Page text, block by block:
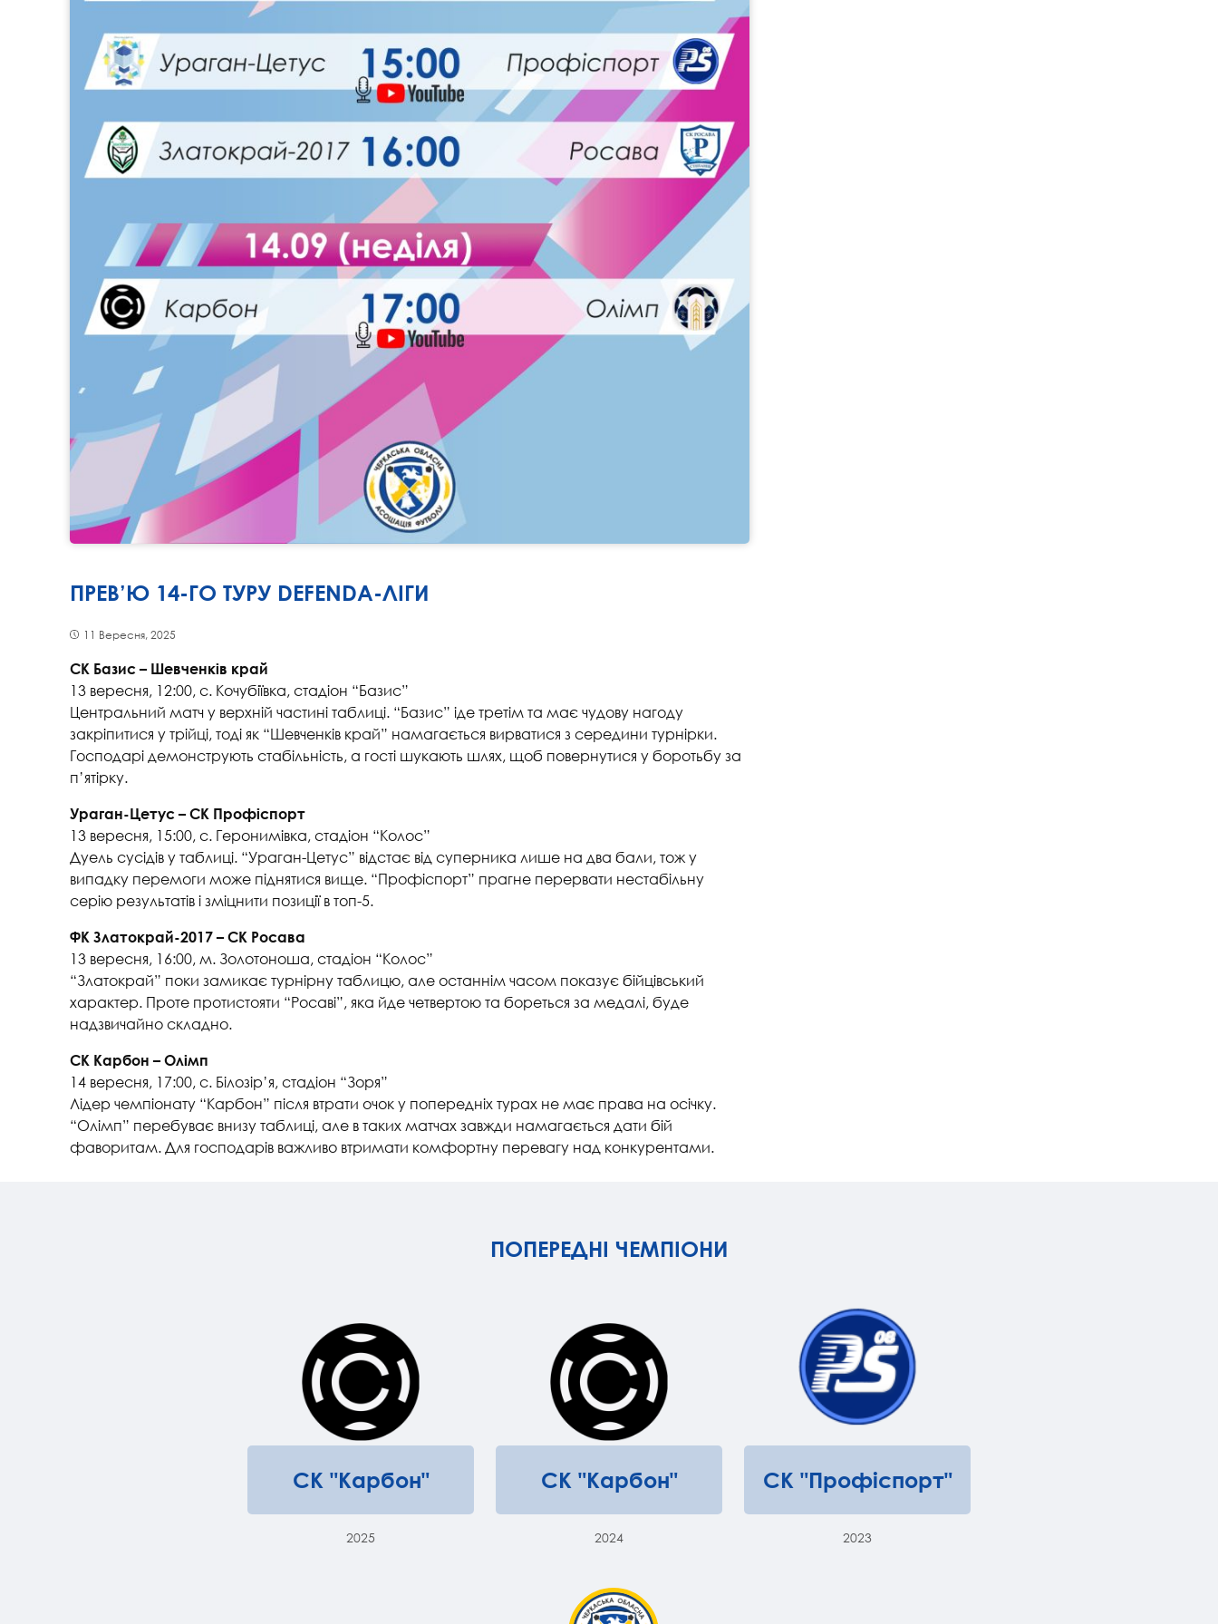
ПРЕВ’Ю 14-ГО ТУРУ DEFENDA-ЛІГИ
11 Вересня, 2025
СК Базис – Шевченків край
13 вересня, 12:00, с. Кочубіївка, стадіон “Базис”
Центральний матч у верхній частині таблиці. “Базис” іде третім та має чудову нагоду
закріпитися у трійці, тоді як “Шевченків край” намагається вирватися з середини турнірки.
Господарі демонструють стабільність, а гості шукають шлях, щоб повернутися у боротьбу за
п’ятірку.
Ураган-Цетус – СК Профіспорт
13 вересня, 15:00, с. Геронимівка, стадіон “Колос”
Дуель сусідів у таблиці. “Ураган-Цетус” відстає від суперника лише на два бали, тож у
випадку перемоги може піднятися вище. “Профіспорт” прагне перервати нестабільну
серію результатів і зміцнити позиції в топ-5.
ФК Златокрай-2017 – СК Росава
13 вересня, 16:00, м. Золотоноша, стадіон “Колос”
“Златокрай” поки замикає турнірну таблицю, але останнім часом показує бійцівський
характер. Проте протистояти “Росаві”, яка йде четвертою та бореться за медалі, буде
надзвичайно складно.
СК Карбон – Олімп
14 вересня, 17:00, с. Білозір’я, стадіон “Зоря”
Лідер чемпіонату “Карбон” після втрати очок у попередніх турах не має права на осічку.
“Олімп” перебуває внизу таблиці, але в таких матчах завжди намагається дати бій
фаворитам. Для господарів важливо втримати комфортну перевагу над конкурентами.
ПОПЕРЕДНІ ЧЕМПІОНИ
СК "Карбон"
2025
СК "Карбон"
2024
СК "Профіспорт"
2023